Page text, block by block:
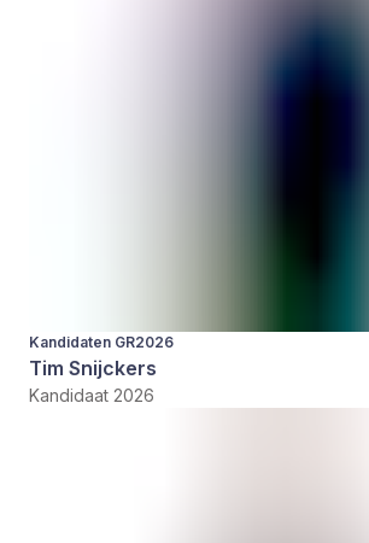
Kandidaten GR2026
Tim Snijckers
Kandidaat 2026